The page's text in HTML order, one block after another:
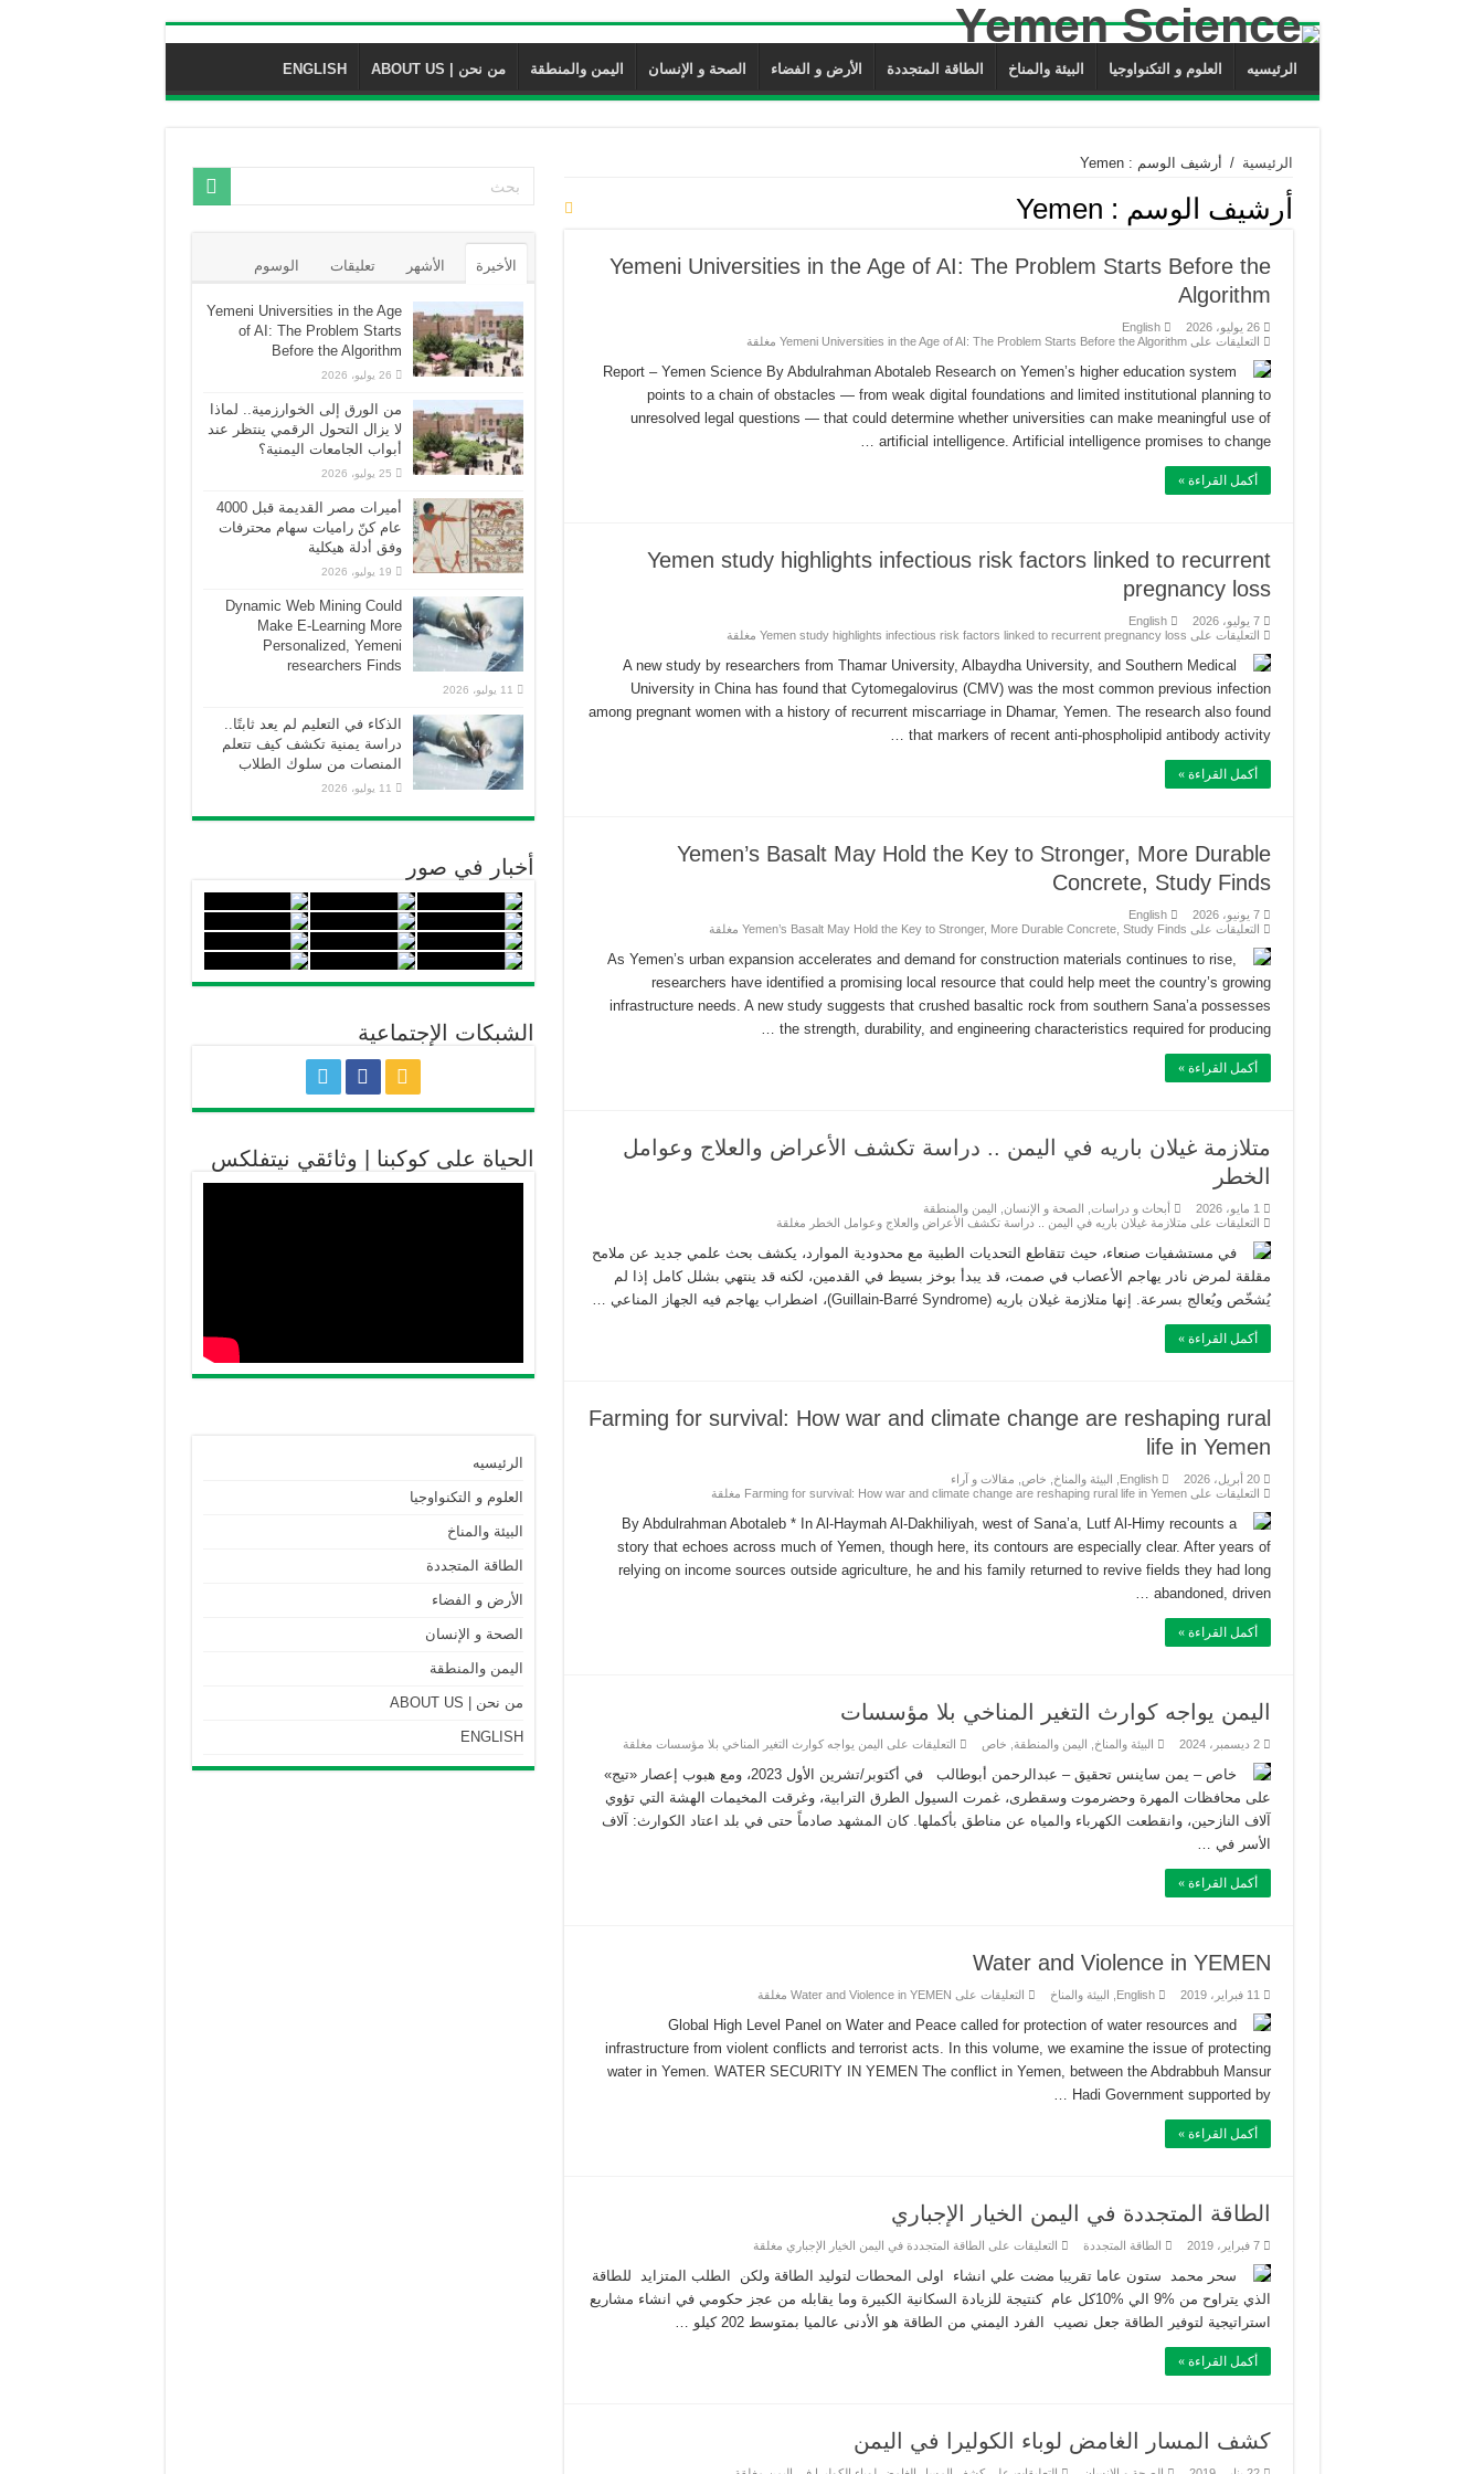
الرئيسيه العلوم و التكنواوجيا البيئة والمناخ الطاقة المتجددة الأرض و الفضاء الصحة و الإنسان اليمن والمنطقة من نحن | ABOUT US ENGLISH
الرئيسية / أرشيف الوسم : Yemen
أرشيف الوسم : Yemen
Yemeni Universities in the Age of AI: The Problem Starts Before the
Algorithm
26 يوليو، 2026
English
التعليقات على Yemeni Universities in the Age of AI: The Problem Starts Before the Algorithm مغلقة
Report – Yemen Science By Abdulrahman Abotaleb Research on Yemen’s higher education system
points to a chain of obstacles — from weak digital foundations and limited institutional planning to
unresolved legal questions — that could determine whether universities can make meaningful use of
artificial intelligence. Artificial intelligence promises to change …
أكمل القراءة »
Yemen study highlights infectious risk factors linked to recurrent
pregnancy loss
7 يوليو، 2026
English
التعليقات على Yemen study highlights infectious risk factors linked to recurrent pregnancy loss مغلقة
A new study by researchers from Thamar University, Albaydha University, and Southern Medical
University in China has found that Cytomegalovirus (CMV) was the most common previous infection
among pregnant women with a history of recurrent miscarriage in Dhamar, Yemen. The research also found
that markers of recent anti-phospholipid antibody activity …
أكمل القراءة »
Yemen’s Basalt May Hold the Key to Stronger, More Durable
Concrete, Study Finds
7 يونيو، 2026
English
التعليقات على Yemen’s Basalt May Hold the Key to Stronger, More Durable Concrete, Study Finds مغلقة
As Yemen’s urban expansion accelerates and demand for construction materials continues to rise,
researchers have identified a promising local resource that could help meet the country’s growing
infrastructure needs. A new study suggests that crushed basaltic rock from southern Sana’a possesses
the strength, durability, and engineering characteristics required for producing …
أكمل القراءة »
متلازمة غيلان باريه في اليمن .. دراسة تكشف الأعراض والعلاج وعوامل
الخطر
1 مايو، 2026 أبحاث و دراسات الصحة و الإنسان
اليمن والمنطقة
التعليقات على متلازمة غيلان باريه في اليمن .. دراسة تكشف الأعراض والعلاج وعوامل الخطر مغلقة
في مستشفيات صنعاء، حيث تتقاطع التحديات الطبية مع محدودية الموارد، يكشف بحث علمي جديد عن ملامح
مقلقة لمرض نادر يهاجم الأعصاب في صمت، قد يبدأ بوخز بسيط في القدمين، لكنه قد ينتهي بشلل كامل إذا لم
يُشخّص ويُعالج بسرعة. إنها متلازمة غيلان باريه (Guillain-Barré Syndrome)، اضطراب يهاجم فيه الجهاز المناعي …
أكمل القراءة »
Farming for survival: How war and climate change are reshaping rural
life in Yemen
20 أبريل، 2026 English البيئة والمناخ خاص
مقالات و آراء
التعليقات على Farming for survival: How war and climate change are reshaping rural life in Yemen مغلقة
By Abdulrahman Abotaleb * In Al-Haymah Al-Dakhiliyah, west of Sana’a, Lutf Al-Himy recounts a
story that echoes across much of Yemen, though here, its contours are especially clear. After years of
relying on income sources outside agriculture, he and his family returned to revive fields they had long
abandoned, driven …
أكمل القراءة »
اليمن يواجه كوارث التغير المناخي بلا مؤسسات
2 ديسمبر، 2024 البيئة والمناخ اليمن والمنطقة خاص التعليقات على اليمن يواجه كوارث التغير المناخي بلا مؤسسات مغلقة
خاص – يمن ساينس تحقيق – عبدالرحمن أبوطالب في أكتوبر/تشرين الأول 2023، ومع هبوب إعصار «تيج»
على محافظات المهرة وحضرموت وسقطرى، غمرت السيول الطرق الترابية، وغرقت المخيمات الهشة التي تؤوي
آلاف النازحين، وانقطعت الكهرباء والمياه عن مناطق بأكملها. كان المشهد صادماً حتى في بلد اعتاد الكوارث: آلاف
الأسر في …
أكمل القراءة »
Water and Violence in YEMEN
11 فبراير، 2019 English البيئة والمناخ التعليقات على Water and Violence in YEMEN مغلقة
Global High Level Panel on Water and Peace called for protection of water resources and
infrastructure from violent conflicts and terrorist acts. In this volume, we examine the issue of protecting
water in Yemen. WATER SECURITY IN YEMEN The conflict in Yemen, between the Abdrabbuh Mansur
Hadi Government supported by …
أكمل القراءة »
الطاقة المتجددة في اليمن الخيار الإجباري
7 فبراير، 2019 الطاقة المتجددة التعليقات على الطاقة المتجددة في اليمن الخيار الإجباري مغلقة
سحر محمد ستون عاما تقريبا مضت علي انشاء ‏اولى المحطات لتوليد الطاقة ولكن الطلب المتزايد للطاقة
الذي يتراوح من ‏‎9%‎‏ الي ‏‎10%‎كل عام كنتيجة للزيادة السكانية الكبيرة وما يقابله من عجز حكومي في انشاء مشاريع
‏استراتيجية لتوفير الطاقة جعل نصيب الفرد اليمني من الطاقة هو الأدنى عالميا بمتوسط ‏‎202‎‏ كيلو …
أكمل القراءة »
كشف المسار الغامض لوباء الكوليرا في اليمن
الأخيرة الأشهر تعليقات الوسوم
Yemeni Universities in the Age
of AI: The Problem Starts
Before the Algorithm
26 يوليو، 2026
من الورق إلى الخوارزمية.. لماذا
لا يزال التحول الرقمي ينتظر عند
أبواب الجامعات اليمنية؟
25 يوليو، 2026
أميرات مصر القديمة قبل 4000
عام كنّ راميات سهام محترفات
وفق أدلة هيكلية
19 يوليو، 2026
Dynamic Web Mining Could
Make E-Learning More
Personalized, Yemeni
researchers Finds
11 يوليو، 2026
الذكاء في التعليم لم يعد ثابتًا..
دراسة يمنية تكشف كيف تتعلم
المنصات من سلوك الطلاب
11 يوليو، 2026
أخبار في صور
الشبكات الإجتماعية
الحياة على كوكبنا | وثائقي نيتفلكس
الرئيسيه
العلوم و التكنواوجيا
البيئة والمناخ
الطاقة المتجددة
الأرض و الفضاء
الصحة و الإنسان
اليمن والمنطقة
من نحن | ABOUT US
ENGLISH